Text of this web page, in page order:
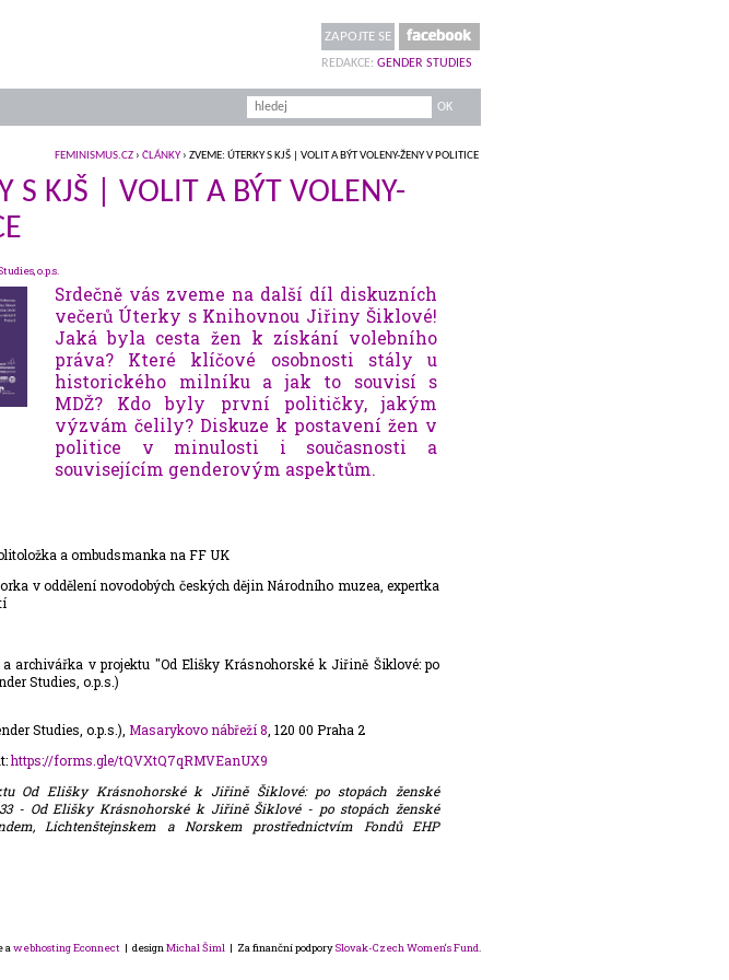
ZAPOJTE SE
REDAKCE: GENDER STUDIES
FEMINISMUS.CZ › ČLÁNKY› ZVEME: ÚTERKY S KJŠ | VOLIT A BÝT VOLENY-ŽENY V POLITICE
S KJŠ | VOLIT A BÝT VOLENY-
o.p.s.
Srdečně vás zveme na další díl diskuzních
večerů Úterky s Knihovnou Jiřiny Šiklové!
Jaká byla cesta žen k získání volebního
práva? Které klíčové osobnosti stály u
historického milníku a jak to souvisí s
MDŽ? Kdo byly první političky, jakým
výzvám čelily? Diskuze k postavení žen v
politice v minulosti i současnosti a
souvisejícím genderovým aspektům.
a ombudsmanka na FF UK
v oddělení novodobých českých dějin Národního muzea, expertka
archivářka v projektu "Od Elišky Krásnohorské k Jiřině Šiklové: po
Studies, o.p.s.)
Studies, o.p.s.), Masarykovo nábřeží 8, 120 00 Praha 2
https://forms.gle/tQVXtQ7qRMVEanUX9
Od Elišky Krásnohorské k Jiřině Šiklové: po stopách ženské
- Od Elišky Krásnohorské k Jiřině Šiklové - po stopách ženské
Lichtenštejnskem a Norskem prostřednictvím Fondů EHP
awebhostingEconnect | designMichal Šiml | Za finanční podporySlovak-Czech Women‘s Fund.